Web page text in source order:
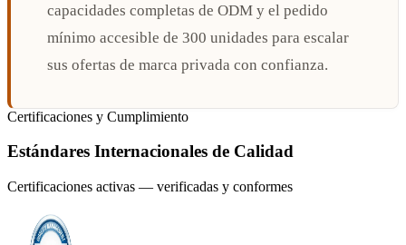
capacidades completas de ODM y el pedido
mínimo accesible de 300 unidades para escalar
sus ofertas de marca privada con confianza.
Certificaciones y Cumplimiento
Estándares Internacionales de Calidad
Certificaciones activas — verificadas y conformes